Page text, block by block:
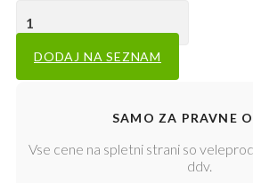
DODAJ NA SEZNAM
SAMO ZA PRAVNE
Vse cene na spletni strani so
ddv.